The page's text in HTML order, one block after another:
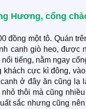
Hương, cổng
đồng một tô. Quán
canh giò heo, được
tiếng, nằm ngay
khách cực kì đông,
ở đây ăn cũng lạ
nhỏ thôi mà cũng
sắc nhưng cũng